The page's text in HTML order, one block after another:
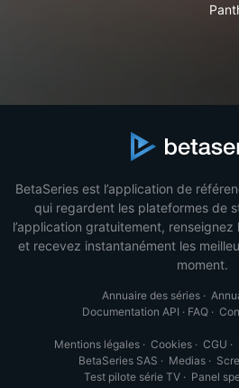
BetaSeries est l’application de
qui regardent les plateformes de
l’application gratuitement,
et recevez instantanément les
moment.
Annuaire des séries·
Documentation API · FAQ ·
Mentions légales · Cookies · CGU ·
BetaSeries SAS · Medias·
Test pilote série TV · Panel